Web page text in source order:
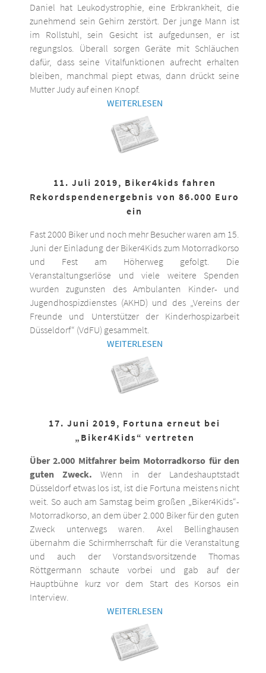
Daniel hat Leukodystrophie, eine Erbkrankheit, die
zunehmend sein Gehirn zerstört. Der junge Mann ist
im Rollstuhl, sein Gesicht ist aufgedunsen, er ist
regungslos. Überall sorgen Geräte mit Schläuchen
dafür, dass seine Vitalfunktionen aufrecht erhalten
bleiben, manchmal piept etwas, dann drückt seine
Mutter Judy auf einen Knopf.
WEITERLESEN
11. Juli 2019, Biker4kids fahren
Rekordspendenergebnis von 86.000 Euro
ein
Fast 2000 Biker und noch mehr Besucher waren am 15.
Juni der Einladung der Biker4Kids zum Motorradkorso
und Fest am Höherweg gefolgt. Die
Veranstaltungserlöse und viele weitere Spenden
wurden zugunsten des Ambulanten Kinder- und
Jugendhospizdienstes (AKHD) und des „Vereins der
Freunde und Unterstützer der Kinderhospizarbeit
Düsseldorf“ (VdFU) gesammelt.
WEITERLESEN
17. Juni 2019, Fortuna erneut bei
„Biker4Kids“ vertreten
Über 2.000 Mitfahrer beim Motorradkorso für den
guten Zweck. Wenn in der Landeshauptstadt
Düsseldorf etwas los ist, ist die Fortuna meistens nicht
weit. So auch am Samstag beim großen „Biker4Kids“-
Motorradkorso, an dem über 2.000 Biker für den guten
Zweck unterwegs waren. Axel Bellinghausen
übernahm die Schirmherrschaft für die Veranstaltung
und auch der Vorstandsvorsitzende Thomas
Röttgermann schaute vorbei und gab auf der
Hauptbühne kurz vor dem Start des Korsos ein
Interview.
WEITERLESEN